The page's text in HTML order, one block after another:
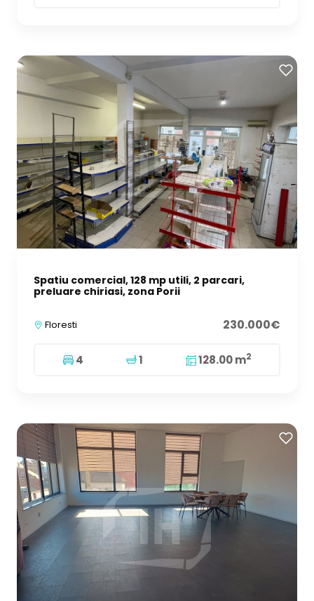
Spatiu comercial, 128 mp utili, 2 parcari,
preluare chiriasi, zona Porii
Floresti 230.000€
4 1 128.00 m2